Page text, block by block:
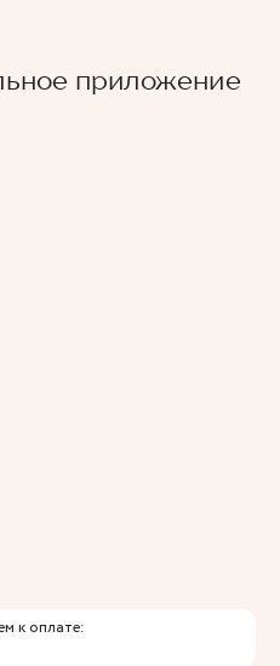
приложение
к оплате: